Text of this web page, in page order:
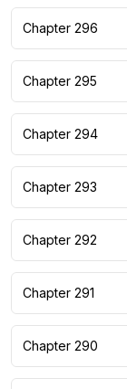
Chapter 296
Chapter 295
Chapter 294
Chapter 293
Chapter 292
Chapter 291
Chapter 290